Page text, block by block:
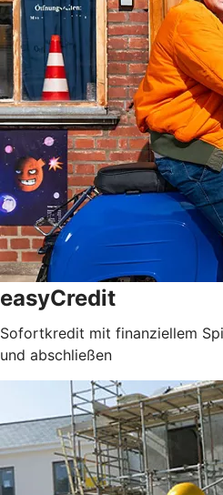
easyCredit
Sofortkredit mit finanziellem
und abschließen